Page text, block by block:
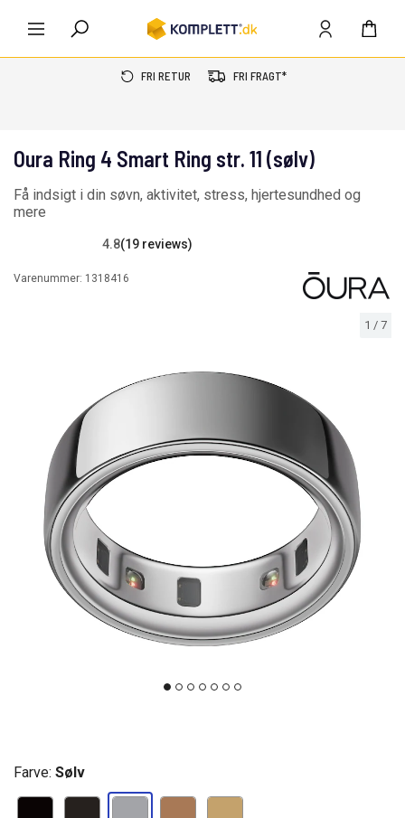
FRI RETUR FRI FRAGT*
1 / 7
Oura Ring 4 Smart Ring str. 11 (sølv)
Få indsigt i din søvn, aktivitet, stress, hjertesundhed og
mere
4.8(19 reviews)
Varenummer: 1318416
Farve: Sølv